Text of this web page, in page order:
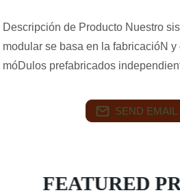
Descripción de Producto Nuestro
modular se basa en la fabricacióN
móDulos prefabricados
SEND EMAIL
FEATURED